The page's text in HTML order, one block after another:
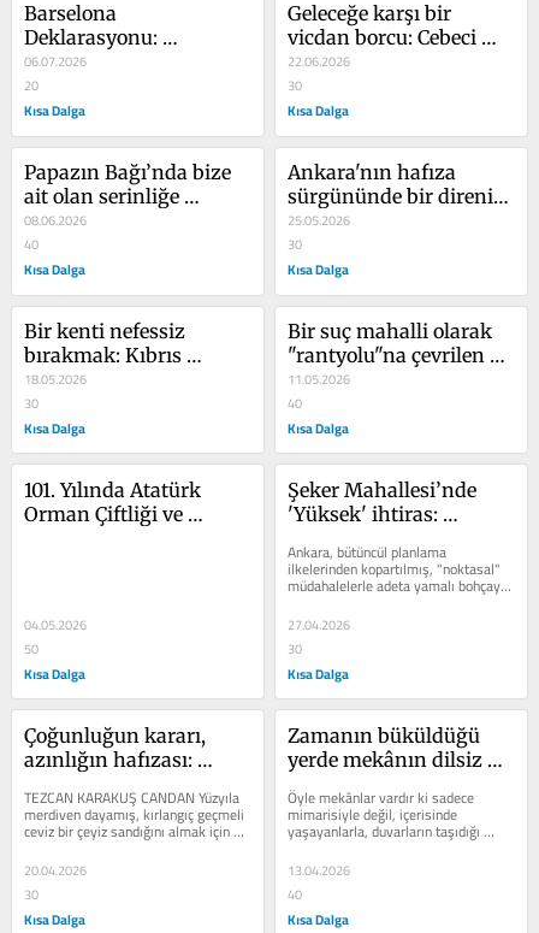
Barselona
Deklarasyonu:
müzakereden
mücadeleye, insan ötesi
mimarlık
06.07.2026
20
Kısa Dalga
Geleceğe karşı bir
vicdan borcu: Cebeci
Ortaokulu
22.06.2026
30
Kısa Dalga
Papazın Bağı’nda bize
ait olan serinliğe
tutunmak
08.06.2026
40
Kısa Dalga
Ankara'nın hafıza
sürgününde bir direniş
durağı: Nur Apartmanı
25.05.2026
30
Kısa Dalga
Bir kenti nefessiz
bırakmak: Kıbrıs
Vadisi’ne rant
kuşatması
18.05.2026
30
Kısa Dalga
Bir suç mahalli olarak
"rantyolu"na çevrilen
Çayyolu
11.05.2026
40
Kısa Dalga
101. Yılında Atatürk
Orman Çiftliği ve
04.05.2026
50
Kısa Dalga
Şeker Mahallesi’nde
'Yüksek' ihtiras:
Belediyesi’nin direnci
Ankara, bütüncül planlama
ilkelerinden kopartılmış, "noktasal"
müdahalelerle adeta yamalı bohçaya
çevrilen kentsel dokusunun en...
27.04.2026
30
Kısa Dalga
Çoğunluğun kararı,
azınlığın hafızası:
erken veda
TEZCAN KARAKUŞ CANDAN Yüzyıla
merdiven dayamış, kırlangıç geçmeli
ceviz bir çeyiz sandığını almak için
Ayrancı’ya gittiğimde,...
20.04.2026
30
Kısa Dalga
Zamanın büküldüğü
yerde mekânın dilsiz
Enstitüleri
Öyle mekânlar vardır ki sadece
mimarisiyle değil, içerisinde
yaşayanlarla, duvarların taşıdığı
ideallerle, harcına el atanların...
13.04.2026
40
Kısa Dalga